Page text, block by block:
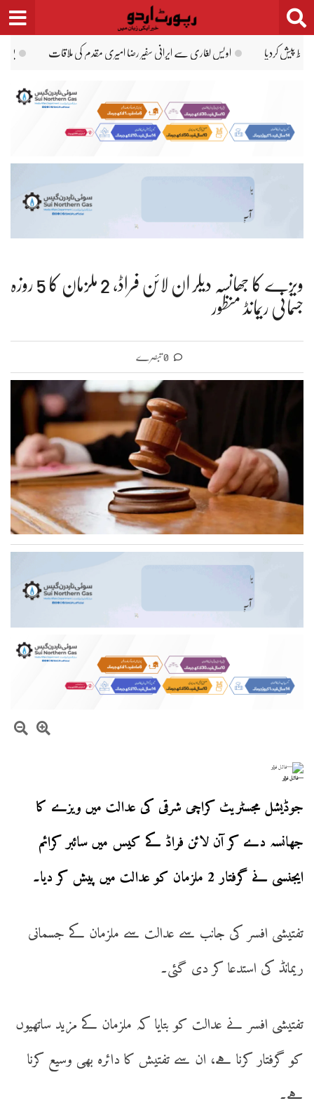
Skip
to
یومِ استحصالِ کشمیر پر سفارتخانہ پاکستان ناروے میں سیمینار کا انعقاد بانی پی ٹی آئی
ویزے کا جھانسہ دیکر آن لائن فراڈ، 2 ملزمان کا 5 روزہ
جسمانی ریمانڈ منظور
0 تبصرے
—فائل فوٹو
جوڈیشل مجسٹریٹ کراچی شرقی کی عدالت میں ویزے کا
جھانسہ دے کر آن لائن فراڈ کے کیس میں سائبر کرائم
ایجنسی نے گرفتار 2 ملزمان کو عدالت میں پیش کر دیا۔
تفتیشی افسر کی جانب سے عدالت سے ملزمان کے جسمانی
ریمانڈ کی استدعا کر دی گئی۔
تفتیشی افسر نے عدالت کو بتایا کہ ملزمان کے مزید ساتھیوں
کو گرفتار کرنا ہے، ان سے تفتیش کا دائرہ بھی وسیع کرنا
ہے۔